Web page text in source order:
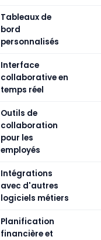
Tableaux de
bord
personnalisés
Interface
collaborative en
temps réel
Outils de
collaboration
pour les
employés
Intégrations
avec d'autres
logiciels métiers
Planification
financière et